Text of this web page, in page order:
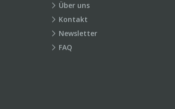
Über uns
Kontakt
Newsletter
FAQ